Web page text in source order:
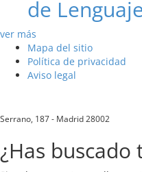
de
ver más
Mapa del sitio
Política de privacidad
Aviso legal
Serrano, 187 - Madrid 28002
¿Has